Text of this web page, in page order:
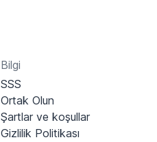
Bilgi
SSS
Ortak Olun
Şartlar ve koşullar
Gizlilik Politikası